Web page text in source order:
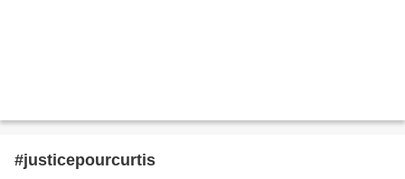
#justicepourcurtis